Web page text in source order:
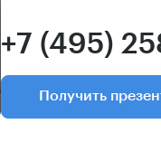
+7 (495)
Получить